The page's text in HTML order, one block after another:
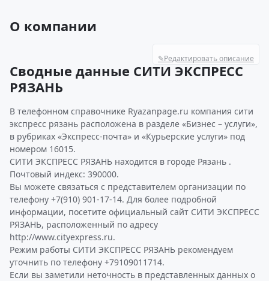
О компании
✎Редактировать описание
Сводные данные СИТИ ЭКСПРЕСС
РЯЗАНЬ
В телефонном справочнике Ryazanpage.ru компания сити
экспресс рязань расположена в разделе «Бизнес – услуги»,
в рубриках «Экспресс-почта» и «Курьерские услуги» под
номером 16015.
СИТИ ЭКСПРЕСС РЯЗАНЬ находится в городе Рязань .
Почтовый индекс: 390000.
Вы можете связаться с представителем организации по
телефону +7(910) 901-17-14. Для более подробной
информации, посетите официальный сайт СИТИ ЭКСПРЕСС
РЯЗАНЬ, расположенный по адресу
http://www.cityexpress.ru.
Режим работы СИТИ ЭКСПРЕСС РЯЗАНЬ рекомендуем
уточнить по телефону +79109011714.
Если вы заметили неточность в представленных данных о